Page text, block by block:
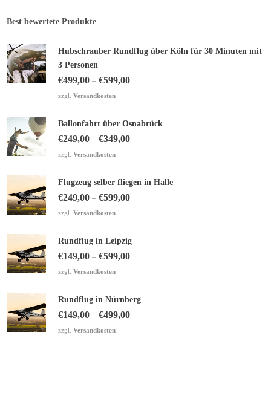
Best bewertete Produkte
Hubschrauber Rundflug über Köln für 30 Minuten mit
3 Personen
€499,00 –€599,00
zzgl.Versandkosten
Ballonfahrt über Osnabrück
€249,00 –€349,00
zzgl.Versandkosten
Flugzeug selber fliegen in Halle
€249,00 –€599,00
zzgl.Versandkosten
Rundflug in Leipzig
€149,00 –€599,00
zzgl.Versandkosten
Rundflug in Nürnberg
€149,00 –€499,00
zzgl.Versandkosten